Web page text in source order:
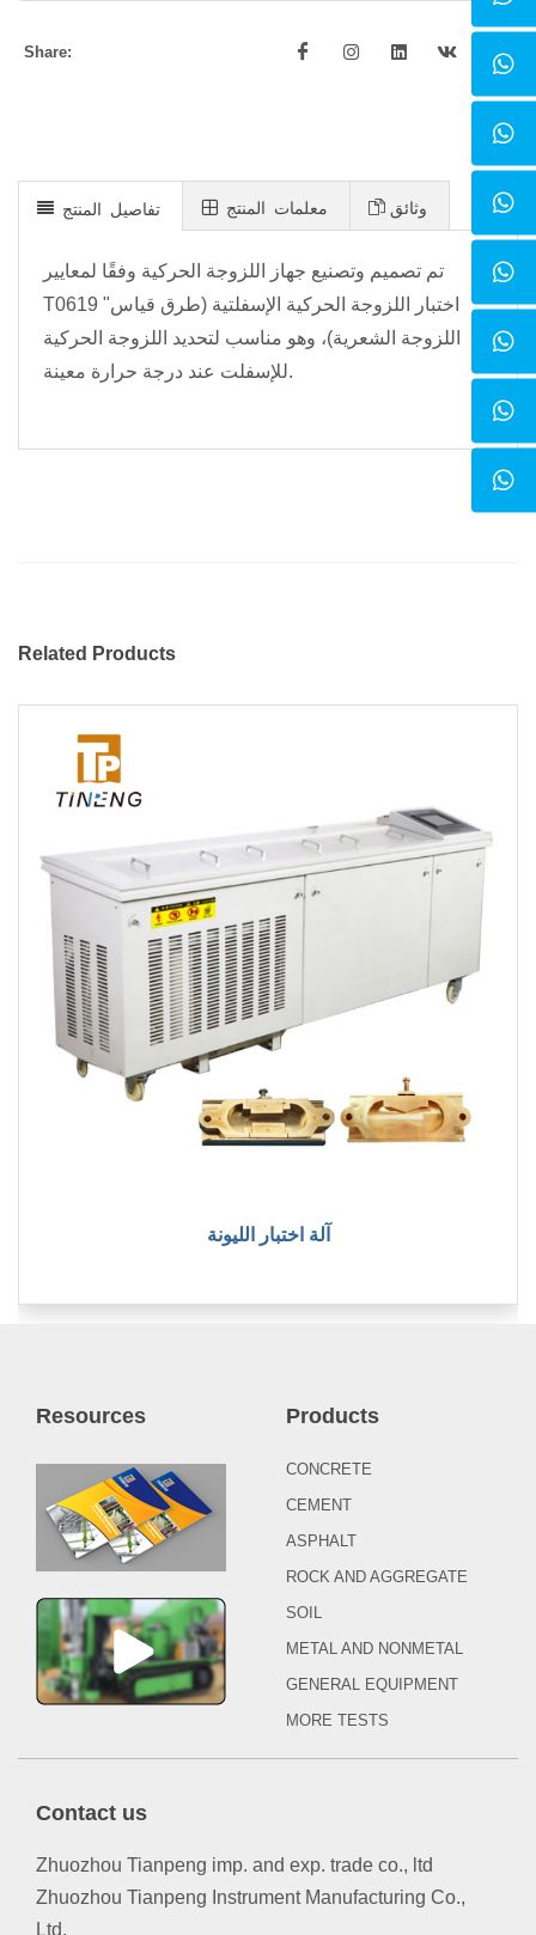
Share:
تفاصيل المنتج معلمات المنتج وثائق
تم تصميم وتصنيع جهاز اللزوجة الحركية وفقًا لمعايير
T0619 "اختبار اللزوجة الحركية الإسفلتية (طرق قياس
اللزوجة الشعرية)، وهو مناسب لتحديد اللزوجة الحركية
للإسفلت عند درجة حرارة معينة.
Related Products
آلة اختبار الليونة
Resources Products
CONCRETE
CEMENT
ASPHALT
ROCK AND AGGREGATE
SOIL
METAL AND NONMETAL
GENERAL EQUIPMENT
MORE TESTS
Contact us
Zhuozhou Tianpeng imp. and exp. trade co., ltd
Zhuozhou Tianpeng Instrument Manufacturing Co.,
Ltd.